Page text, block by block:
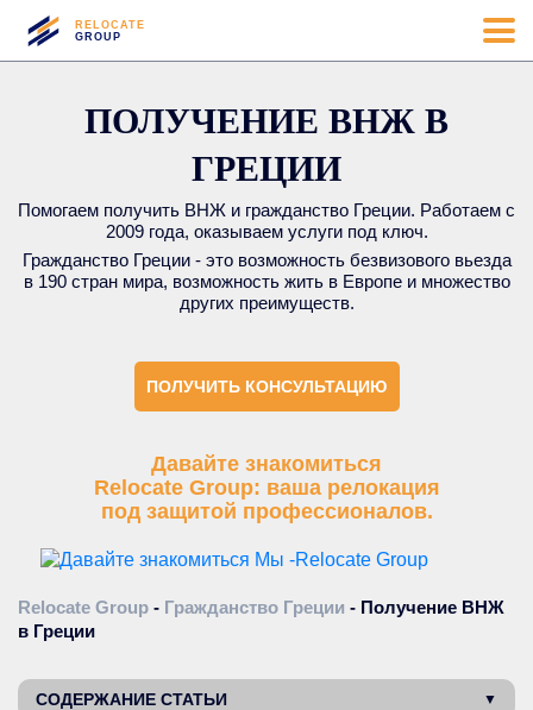
RELOCATE
GROUP
ПОЛУЧЕНИЕ ВНЖ В
ГРЕЦИИ
Помогаем получить ВНЖ и гражданство Греции. Работаем с
2009 года, оказываем услуги под ключ.
Гражданство Греции - это возможность безвизового вьезда
в 190 стран мира, возможность жить в Европе и множество
других преимуществ.
ПОЛУЧИТЬ КОНСУЛЬТАЦИЮ
Давайте знакомиться
Relocate Group: ваша релокация
под защитой профессионалов.
Relocate Group - Гражданство Греции - Получение ВНЖ
в Греции
СОДЕРЖАНИЕ СТАТЬИ